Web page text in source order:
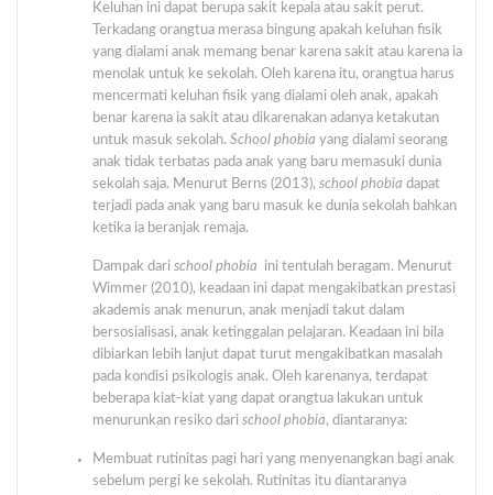
Keluhan ini dapat berupa sakit kepala atau sakit perut.
Terkadang orangtua merasa bingung apakah keluhan fisik
yang dialami anak memang benar karena sakit atau karena ia
menolak untuk ke sekolah. Oleh karena itu, orangtua harus
mencermati keluhan fisik yang dialami oleh anak, apakah
benar karena ia sakit atau dikarenakan adanya ketakutan
untuk masuk sekolah. School phobia yang dialami seorang
anak tidak terbatas pada anak yang baru memasuki dunia
sekolah saja. Menurut Berns (2013), school phobia dapat
terjadi pada anak yang baru masuk ke dunia sekolah bahkan
ketika ia beranjak remaja.
Dampak dari school phobia
ini tentulah beragam. Menurut
Wimmer (2010), keadaan ini dapat mengakibatkan prestasi
akademis anak menurun, anak menjadi takut dalam
bersosialisasi, anak ketinggalan pelajaran. Keadaan ini bila
dibiarkan lebih lanjut dapat turut mengakibatkan masalah
pada kondisi psikologis anak. Oleh karenanya, terdapat
beberapa kiat-kiat yang dapat orangtua lakukan untuk
menurunkan resiko dari school phobia, diantaranya:
Membuat rutinitas pagi hari yang menyenangkan bagi anak
sebelum pergi ke sekolah. Rutinitas itu diantaranya